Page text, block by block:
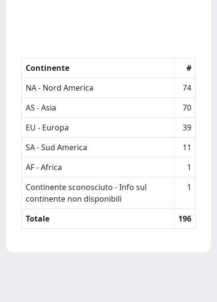
Continente
#
NA - Nord America
74
AS - Asia
70
EU - Europa
39
SA - Sud America
11
AF - Africa
1
Continente sconosciuto - Info sul
continente non disponibili
1
Totale 196